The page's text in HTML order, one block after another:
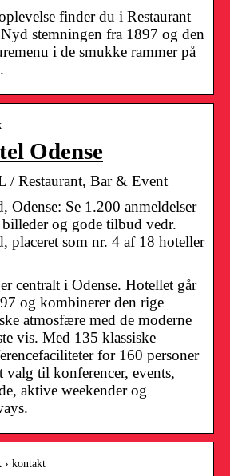
finder du i Restaurant
stemningen fra 1897 og den
i de smukke rammer på
Odense
Restaurant, Bar & Event
Odense: Se 1.200 anmeldelser
og gode tilbud vedr.
placeret som nr. 4 af 18 hoteller
centralt i Odense. Hotellet går
og kombinerer den rige
atmosfære med de moderne
vis. Med 135 klassiske
for 160 personer
valg til konferencer, events,
aktive weekender og
› kontakt